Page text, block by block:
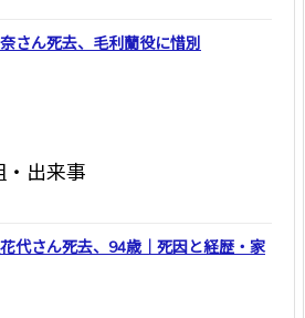
奈さん死去、毛利蘭役に惜別
・出来事
花代さん死去、94歳｜死因と経歴・家